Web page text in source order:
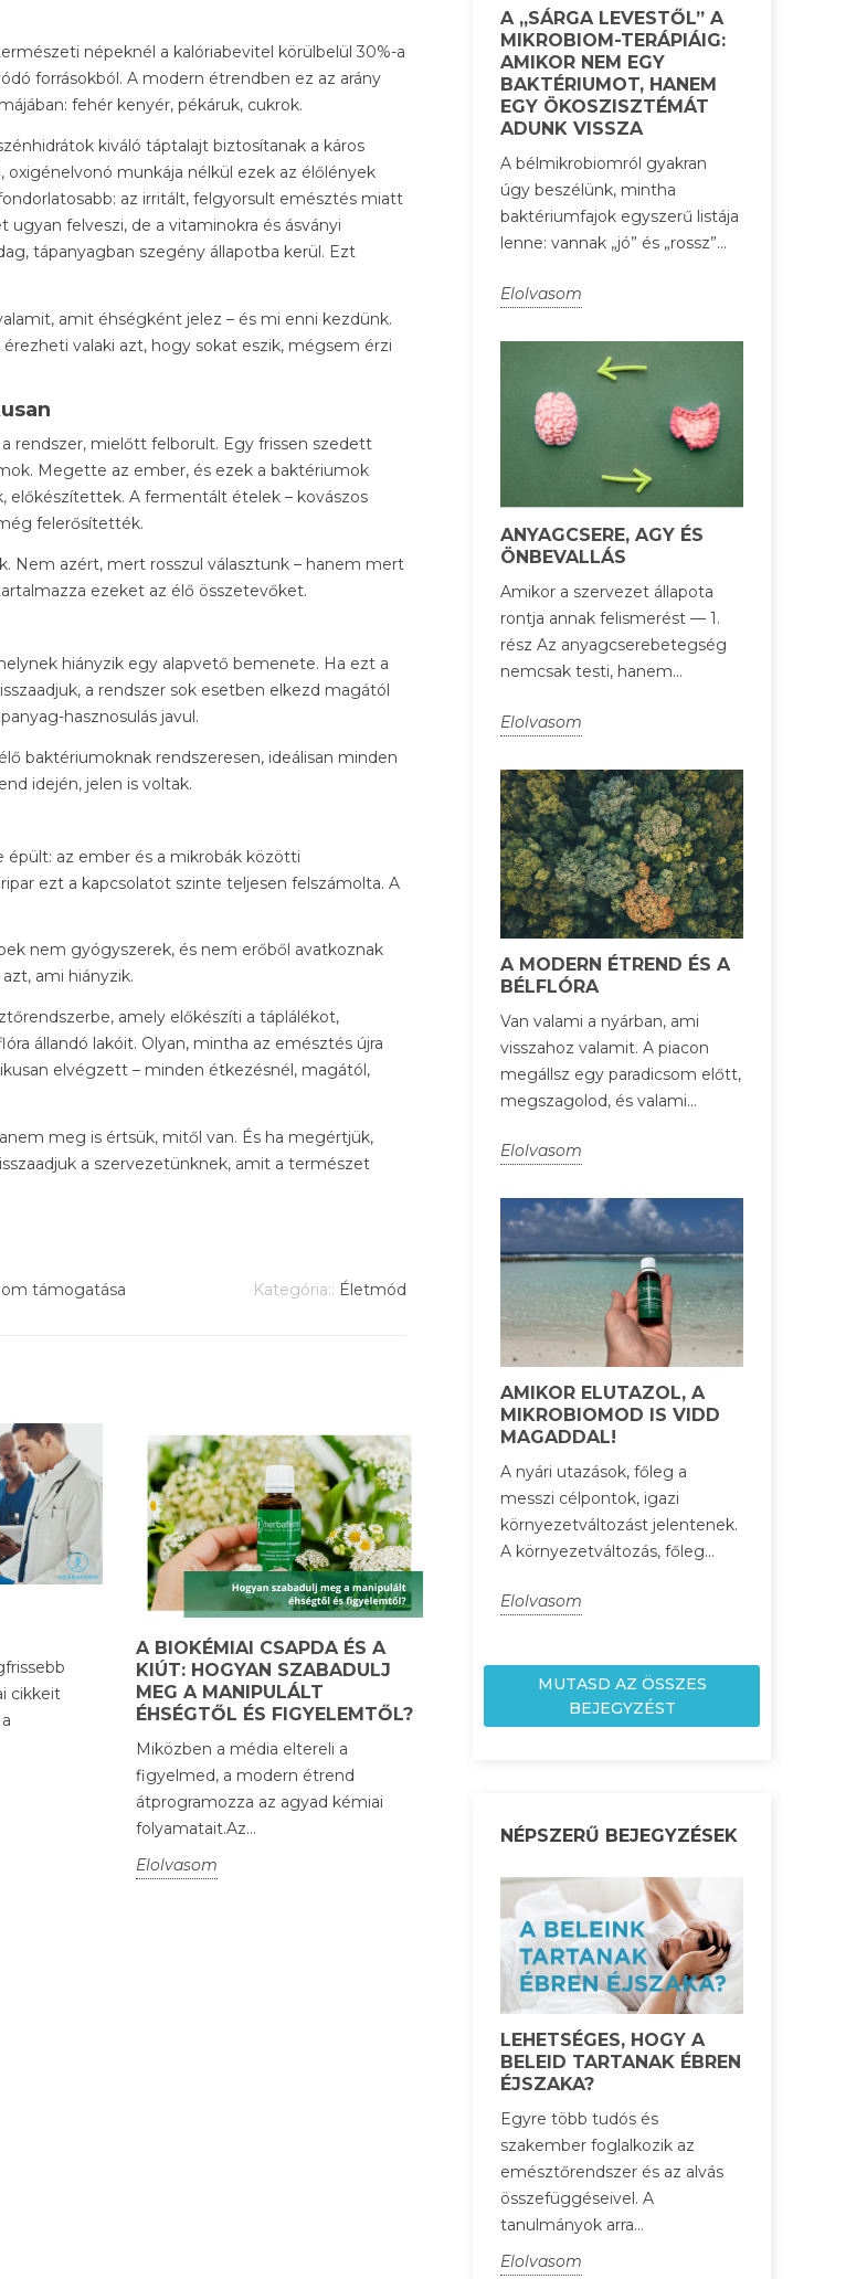
népeknél a kalóriabevitel körülbelül 30%-a
forrásokból. A modern étrendben ez az arány
fehér kenyér, pékáruk, cukrok.
kiváló táptalajt biztosítanak a káros
munkája nélkül ezek az élőlények
az irritált, felgyorsult emésztés miatt
felveszi, de a vitaminokra és ásványi
tápanyagban szegény állapotba kerül. Ezt
amit éhségként jelez – és mi enni kezdünk.
valaki azt, hogy sokat eszik, mégsem érzi
rendszer, mielőtt felborult. Egy frissen szedett
Megette az ember, és ezek a baktériumok
A fermentált ételek – kovászos
felerősítették.
Nem azért, mert rosszul választunk – hanem mert
ezeket az élő összetevőket.
hiányzik egy alapvető bemenete. Ha ezt a
a rendszer sok esetben elkezd magától
hasznosulás javul.
baktériumoknak rendszeresen, ideálisan minden
idején, jelen is voltak.
az ember és a mikrobák közötti
ezt a kapcsolatot szinte teljesen felszámolta. A
nem gyógyszerek, és nem erőből avatkoznak
ami hiányzik.
amely előkészíti a táplálékot,
állandó lakóit. Olyan, mintha az emésztés újra
elvégzett – minden étkezésnél, magától,
meg is értsük, mitől van. És ha megértjük,
a szervezetünknek, amit a természet
támogatása Kategória:: Életmód
cikkeit
A BIOKÉMIAI CSAPDA ÉS A
KIÚT: HOGYAN SZABADULJ
MEG A MANIPULÁLT
ÉHSÉGTŐL ÉS FIGYELEMTŐL?
Miközben a média eltereli a
figyelmed, a modern étrend
átprogramozza az agyad kémiai
folyamatait.Az...
Elolvasom
A „SÁRGA LEVESTŐL” A
MIKROBIOM-TERÁPIÁIG:
AMIKOR NEM EGY
BAKTÉRIUMOT, HANEM
EGY ÖKOSZISZTÉMÁT
ADUNK VISSZA
A bélmikrobiomról gyakran
úgy beszélünk, mintha
baktériumfajok egyszerű listája
lenne: vannak „jó” és „rossz”...
Elolvasom
ANYAGCSERE, AGY ÉS
ÖNBEVALLÁS
Amikor a szervezet állapota
rontja annak felismerést — 1.
rész Az anyagcserebetegség
nemcsak testi, hanem...
Elolvasom
A MODERN ÉTREND ÉS A
BÉLFLÓRA
Van valami a nyárban, ami
visszahoz valamit. A piacon
megállsz egy paradicsom előtt,
megszagolod, és valami...
Elolvasom
AMIKOR ELUTAZOL, A
MIKROBIOMOD IS VIDD
MAGADDAL!
A nyári utazások, főleg a
messzi célpontok, igazi
környezetváltozást jelentenek.
A környezetváltozás, főleg...
Elolvasom
MUTASD AZ ÖSSZES
BEJEGYZÉST
NÉPSZERŰ BEJEGYZÉSEK
LEHETSÉGES, HOGY A
BELEID TARTANAK ÉBREN
ÉJSZAKA?
Egyre több tudós és
szakember foglalkozik az
emésztőrendszer és az alvás
összefüggéseivel. A
tanulmányok arra...
Elolvasom